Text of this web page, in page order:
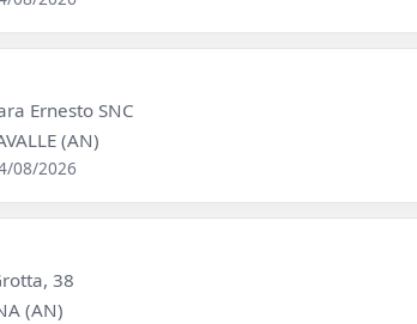
Ernesto SNC
(AN)
08/2026
38
(AN)